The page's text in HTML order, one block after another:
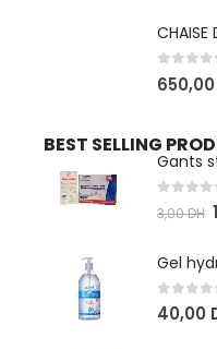
CHAISE
0 sur 5
650,00
BEST SELLING
Gants
sur 5
3,00DH
Gel
0 sur 5
40,00